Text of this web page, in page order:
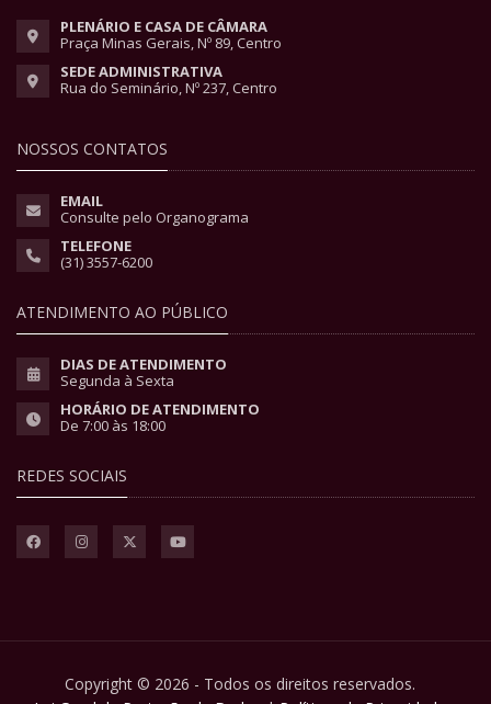
PLENÁRIO E CASA DE CÂMARA
Praça Minas Gerais, Nº 89, Centro
SEDE ADMINISTRATIVA
Rua do Seminário, Nº 237, Centro
NOSSOS CONTATOS
EMAIL
Consulte pelo Organograma
TELEFONE
(31) 3557-6200
ATENDIMENTO AO PÚBLICO
DIAS DE ATENDIMENTO
Segunda à Sexta
HORÁRIO DE ATENDIMENTO
De 7:00 às 18:00
REDES SOCIAIS
Copyright © 2026 - Todos os direitos reservados.